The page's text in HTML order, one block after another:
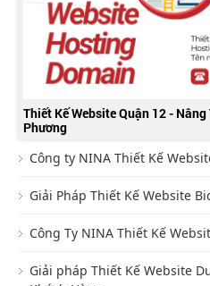
Thiết Kế Website Quận 12 -
Phương
Công ty NINA Thiết Kế
Giải Pháp Thiết Kế Website
Công Ty NINA Thiết Kế
Giải pháp Thiết Kế Website